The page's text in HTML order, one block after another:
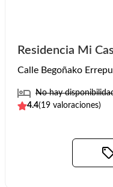
Residencia Mi
Calle Begoñako
No hay
4.4(19 valoraciones)